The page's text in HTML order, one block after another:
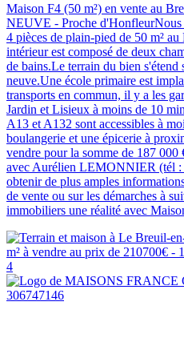
Maison F4 (50 m²) en vente au
NEUVE - Proche d'HonfleurNous
4 pièces de plain-pied de 50 m²
intérieur est composé de deux
de bains.Le terrain du bien s'étend
neuve.Une école primaire est
transports en commun, il y a les
Jardin et Lisieux à moins de 10
A13 et A132 sont accessibles à
boulangerie et une épicerie à
vendre pour la somme de 187 000
avec Aurélien LEMONNIER (tél :
obtenir de plus amples
de vente ou sur les démarches à
immobiliers une réalité avec
4